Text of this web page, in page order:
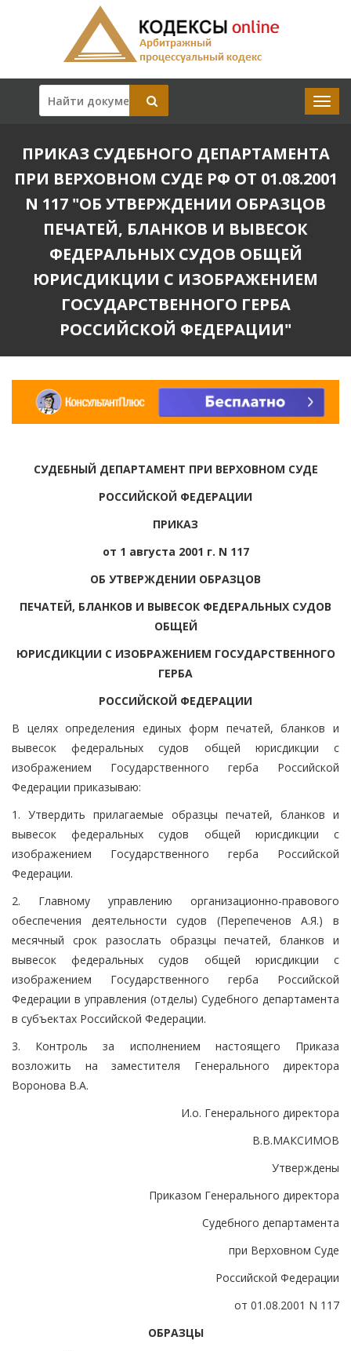
ПРИКАЗ СУДЕБНОГО ДЕПАРТАМЕНТА
ПРИ ВЕРХОВНОМ СУДЕ РФ ОТ 01.08.2001
N 117 "ОБ УТВЕРЖДЕНИИ ОБРАЗЦОВ
ПЕЧАТЕЙ, БЛАНКОВ И ВЫВЕСОК
ФЕДЕРАЛЬНЫХ СУДОВ ОБЩЕЙ
ЮРИСДИКЦИИ С ИЗОБРАЖЕНИЕМ
ГОСУДАРСТВЕННОГО ГЕРБА
РОССИЙСКОЙ ФЕДЕРАЦИИ"
СУДЕБНЫЙ ДЕПАРТАМЕНТ ПРИ ВЕРХОВНОМ СУДЕ
РОССИЙСКОЙ ФЕДЕРАЦИИ
ПРИКАЗ
от 1 августа 2001 г. N 117
ОБ УТВЕРЖДЕНИИ ОБРАЗЦОВ
ПЕЧАТЕЙ, БЛАНКОВ И ВЫВЕСОК ФЕДЕРАЛЬНЫХ СУДОВ
ОБЩЕЙ
ЮРИСДИКЦИИ С ИЗОБРАЖЕНИЕМ ГОСУДАРСТВЕННОГО
ГЕРБА
РОССИЙСКОЙ ФЕДЕРАЦИИ
В целях определения единых форм печатей, бланков и
вывесок федеральных судов общей юрисдикции с
изображением Государственного герба Российской
Федерации приказываю:
1. Утвердить прилагаемые образцы печатей, бланков и
вывесок федеральных судов общей юрисдикции с
изображением Государственного герба Российской
Федерации.
2. Главному управлению организационно-правового
обеспечения деятельности судов (Перепеченов А.Я.) в
месячный срок разослать образцы печатей, бланков и
вывесок федеральных судов общей юрисдикции с
изображением Государственного герба Российской
Федерации в управления (отделы) Судебного департамента
в субъектах Российской Федерации.
3. Контроль за исполнением настоящего Приказа
возложить на заместителя Генерального директора
Воронова В.А.
И.о. Генерального директора
В.В.МАКСИМОВ
Утверждены
Приказом Генерального директора
Судебного департамента
при Верховном Суде
Российской Федерации
от 01.08.2001 N 117
ОБРАЗЦЫ